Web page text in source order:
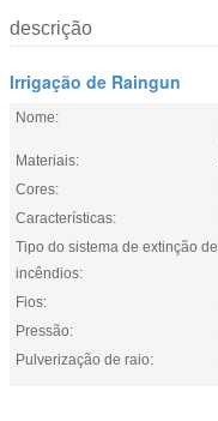
descrição
Irrigação de Raingun
Nome:
Materiais:
Cores:
Características:
Tipo do sistema de extinção de
incêndios:
Fios:
Pressão:
Pulverização de raio: